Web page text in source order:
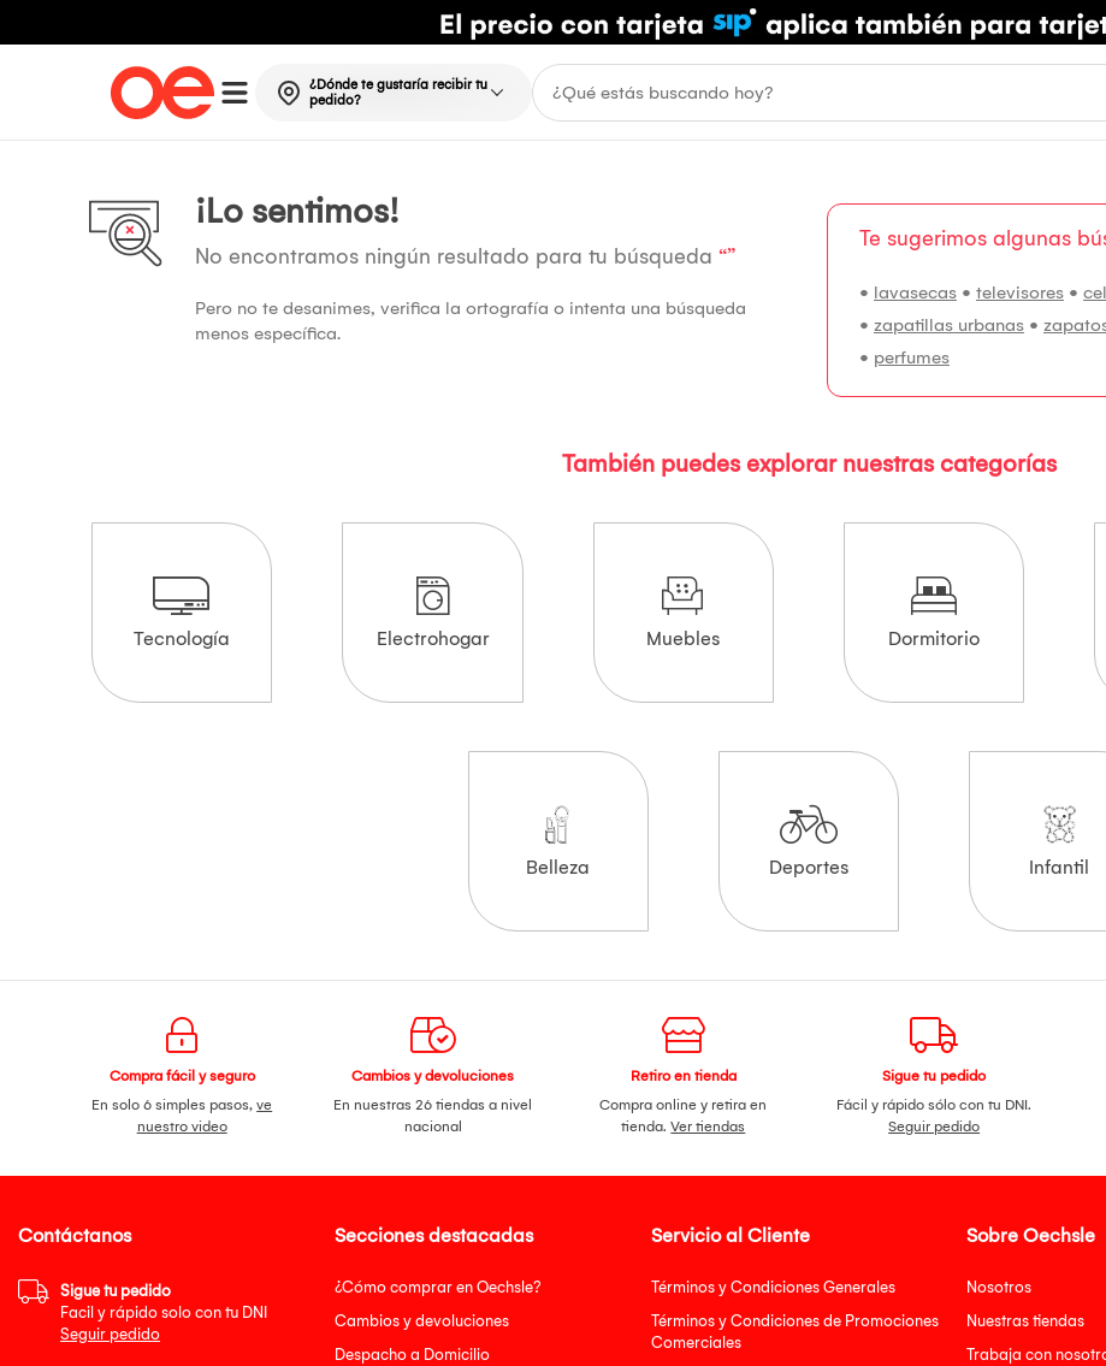
¿Dónde te gustaría recibir tu
pedido?
¡Lo sentimos!
No encontramos ningún resultado para tu búsqueda “”
Pero no te desanimes, verifica la ortografía o intenta una búsqueda
menos específica.
Te sugerimos algunas
• lavasecas • televisores •
• zapatillas urbanas •
• perfumes
También puedes explorar nuestras categorías
Tecnología Electrohogar Muebles Dormitorio
Belleza Deportes Infantil
Compra fácil y seguro
En solo 6 simples pasos,ve
nuestro video
Cambios y devoluciones
En nuestras 26 tiendas a nivel
nacional
Retiro en tienda
Compra online y retira en
tienda.Ver tiendas
Sigue tu pedido
Fácil y rápido sólo con tu DNI.
Seguir pedido
Secciones destacadas
¿Cómo comprar en Oechsle?
Cambios y devoluciones
Despacho a Domicilio
Servicio al Cliente
Términos y Condiciones Generales
Términos y Condiciones de Promociones
Comerciales
Sobre Oechsle
Nosotros
Nuestras tiendas
Trabaja con
Contáctanos
Sigue tu pedido
Facil y rápido solo con tu DNI
Seguir pedido